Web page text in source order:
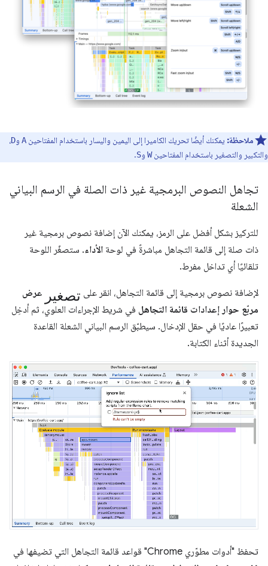
ملاحظة: يمكنك أيضًا تحريك الكاميرا إلى اليمين واليسار باستخدام المفتاحين A وD،
والتكبير والتصغير باستخدام المفتاحينW وS
.
تجاهل النصوص البرمجية غير ذات الصلة في الرسم البياني
الشعلة
للتركيز بشكل أفضل على الرمز، يمكنك الآن إضافة نصوص برمجية غير
ذات صلة إلى قائمة التجاهل مباشرةً في لوحة الأداء. ستصغّر اللوحة
تلقائيًا أي تداخل مفرط.
لإضافة نصوص برمجية إلى قائمة التجاهل، انقر على تصغير عرض
مربّع حوار إعدادات قائمة التجاهل في شريط الإجراءات العلوي، ثم أدخِل
تعبيرًا عاديًا في حقل الإدخال. سيطبّق الرسم البياني الشعلة القاعدة
الجديدة أثناء الكتابة.
تحفظ "أدوات مطوّري Chrome" قواعد قائمة التجاهل التي تضيفها في